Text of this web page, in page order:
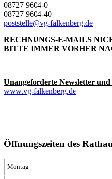
08727 9604-0
08727 9604-40
poststelle@vg-falkenberg.de
RECHNUNGS-E-MAILS
BITTE IMMER VORHER
Unangeforderte Newsletter
www.vg-falkenberg.de
Öffnungszeiten des
Montag